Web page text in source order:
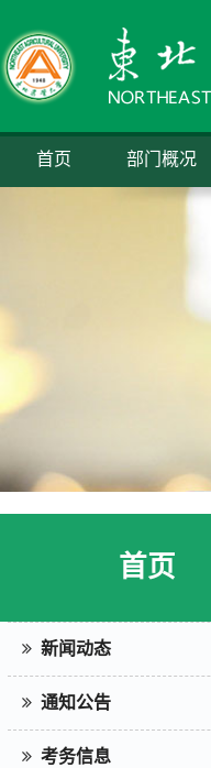
首页 部门概况
首页
新闻动态
通知公告
考务信息